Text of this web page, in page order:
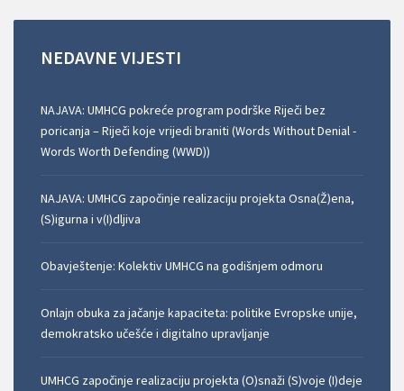
NEDAVNE VIJESTI
NAJAVA: UMHCG pokreće program podrške Riječi bez
poricanja – Riječi koje vrijedi braniti (Words Without Denial -
Words Worth Defending (WWD))
NAJAVA: UMHCG započinje realizaciju projekta Osna(Ž)ena,
(S)igurna i v(I)dljiva
Obavještenje: Kolektiv UMHCG na godišnjem odmoru
Onlajn obuka za jačanje kapaciteta: politike Evropske unije,
demokratsko učešće i digitalno upravljanje
UMHCG započinje realizaciju projekta (O)snaži (S)voje (I)deje